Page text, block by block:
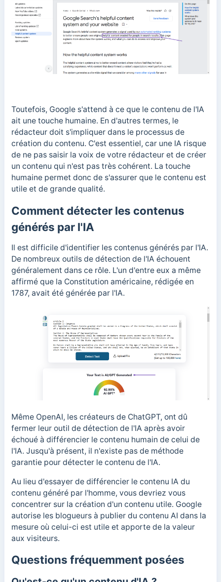
Toutefois, Google s'attend à ce que le contenu de l'IA
ait une touche humaine. En d'autres termes, le
rédacteur doit s'impliquer dans le processus de
création du contenu. C'est essentiel, car une IA risque
de ne pas saisir la voix de votre rédacteur et de créer
un contenu qui n'est pas très cohérent. La touche
humaine permet donc de s'assurer que le contenu est
utile et de grande qualité.
Comment détecter les contenus
générés par l'IA
Il est difficile d'identifier les contenus générés par l'IA.
De nombreux outils de détection de l'IA échouent
généralement dans ce rôle. L'un d'entre eux a même
affirmé que la Constitution américaine, rédigée en
1787, avait été générée par l'IA.
Même OpenAI, les créateurs de ChatGPT, ont dû
fermer leur outil de détection de l'IA après avoir
échoué à différencier le contenu humain de celui de
l'IA. Jusqu'à présent, il n'existe pas de méthode
garantie pour détecter le contenu de l'IA.
Au lieu d'essayer de différencier le contenu IA du
contenu généré par l'homme, vous devriez vous
concentrer sur la création d'un contenu utile. Google
autorise les blogueurs à publier du contenu AI dans la
mesure où celui-ci est utile et apporte de la valeur
aux visiteurs.
Questions fréquemment posées